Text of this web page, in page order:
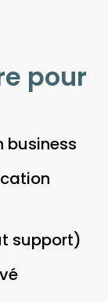
pour
business
support)